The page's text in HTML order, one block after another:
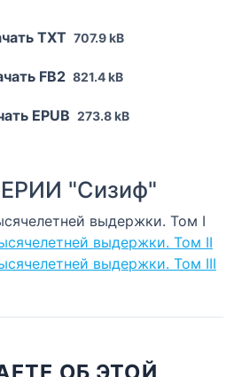
TXT 707.9 kB
FB2 821.4 kB
EPUB 273.8 kB
"Сизиф"
выдержки. Том I
выдержки. Том II
выдержки. Том III
ОБ ЭТОЙ